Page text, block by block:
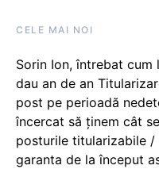
CELE MAI NOI
Sorin Ion, întrebat
dau an de an
post pe perioadă
încercat să ținem cât
posturile titularizabile /
garanta de la început